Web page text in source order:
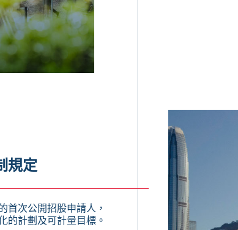
規定
首次公開招股申請人，
的計劃及可計量目標。